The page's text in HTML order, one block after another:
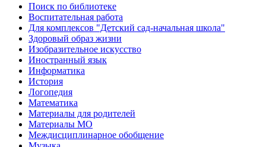
Поиск по библиотеке
Воспитательная работа
Для комплексов "Детский сад-начальная школа"
Здоровый образ жизни
Изобразительное искусство
Иностранный язык
Информатика
История
Логопедия
Математика
Материалы для родителей
Материалы МО
Междисциплинарное обобщение